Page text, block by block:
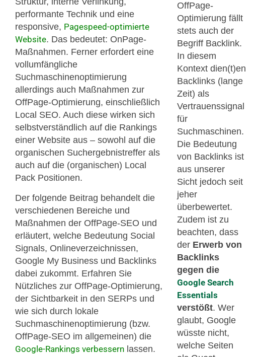
performante Technik und eine
responsive, Pagespeed-optimierte
Website. Das bedeutet: OnPage-
Maßnahmen. Ferner erfordert eine
vollumfängliche
Suchmaschinenoptimierung
allerdings auch Maßnahmen zur
OffPage-Optimierung, einschließlich
Local SEO. Auch diese wirken sich
selbstverständlich auf die Rankings
einer Website aus – sowohl auf die
organischen Suchergebnistreffer als
auch auf die (organischen) Local
Pack Positionen.
Der folgende Beitrag behandelt die
verschiedenen Bereiche und
Maßnahmen der OffPage-SEO und
erläutert, welche Bedeutung Social
Signals, Onlineverzeichnissen,
Google My Business und Backlinks
dabei zukommt. Erfahren Sie
Nützliches zur OffPage-Optimierung,
der Sichtbarkeit in den SERPs und
wie sich durch lokale
Suchmaschinenoptimierung (bzw.
OffPage-SEO im allgemeinen) die
Google-Rankings verbessern lassen.
OffPage-
Optimierung fällt
stets auch der
Begriff Backlink.
In diesem
Kontext dien(t)en
Backlinks (lange
Zeit) als
Vertrauenssignal
für
Suchmaschinen.
Die Bedeutung
von Backlinks ist
aus unserer
Sicht jedoch seit
jeher
überbewertet.
Zudem ist zu
beachten, dass
der Erwerb von
Backlinks
gegen die
Google Search
Essentials
verstößt. Wer
glaubt, Google
wüsste nicht,
welche Seiten